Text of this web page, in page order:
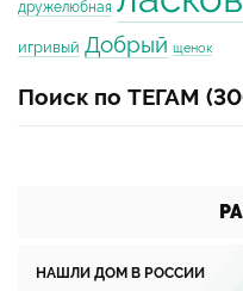
дружелюбная
игривый Добрый щенок
Поиск по ТЕГАМ
НАШЛИ ДОМ В РОССИИ